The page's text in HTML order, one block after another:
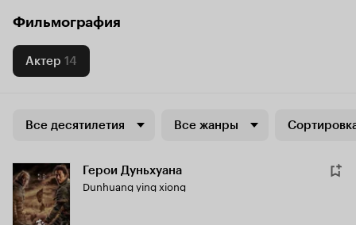
Фильмография
Актер 14
Все десятилетия Все жанры
Герои Дуньхуана
Dunhuang ying xiong